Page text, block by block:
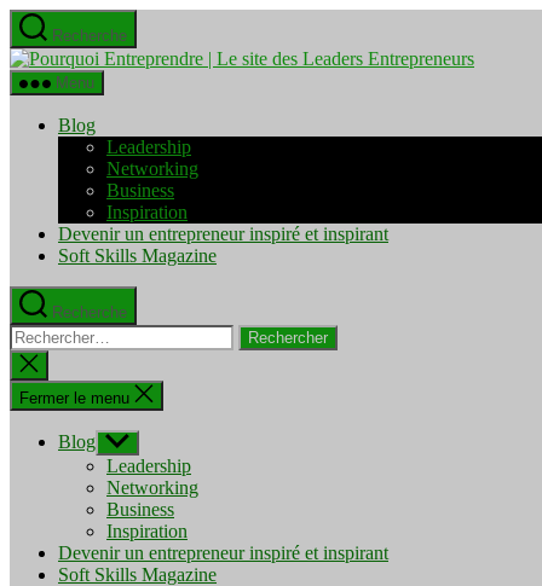
Aller
au
contenu
Recherche
Pourquoi
Menu
Blog
Leadership
Networking
Business
Inspiration
Devenir un entrepreneur inspiré et inspirant
Soft Skills Magazine
Recherche
Rechercher :
Fermer
la
recherche
Fermer le menu
Blog Afficher
le
sous-
menu
Leadership
Networking
Business
Inspiration
Devenir un entrepreneur inspiré et inspirant
Soft Skills Magazine